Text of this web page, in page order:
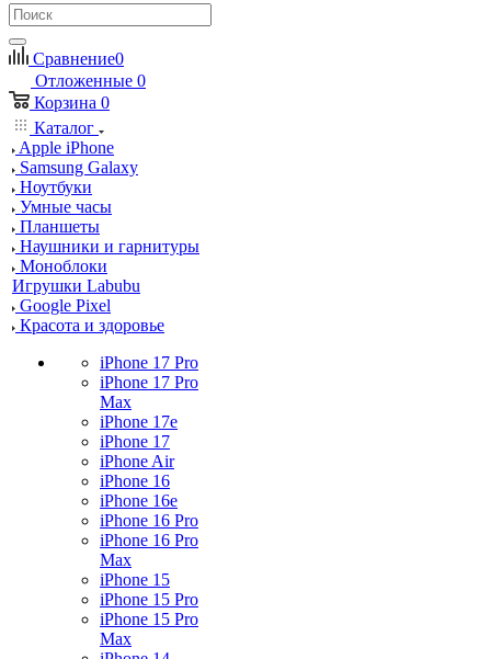
Сравнение0
Отложенные 0
Корзина 0
Каталог
Apple iPhone
Samsung Galaxy
Ноутбуки
Умные часы
Планшеты
Наушники и гарнитуры
Моноблоки
Игрушки Labubu
Google Pixel
Красота и здоровье
iPhone 17 Pro
iPhone 17 Pro
Max
iPhone 17e
iPhone 17
iPhone Air
iPhone 16
iPhone 16e
iPhone 16 Pro
iPhone 16 Pro
Max
iPhone 15
iPhone 15 Pro
iPhone 15 Pro
Max